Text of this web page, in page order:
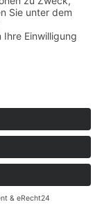
Alle Rechte